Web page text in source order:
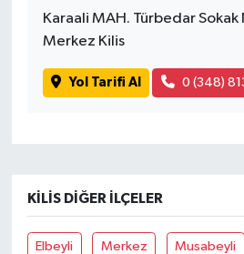
Karaali MAH. Türbedar
Merkez Kilis
Yol Tarifi Al 0 (348)
KILIS DIĞER İLÇELER
Elbeyli Merkez Musabeyli